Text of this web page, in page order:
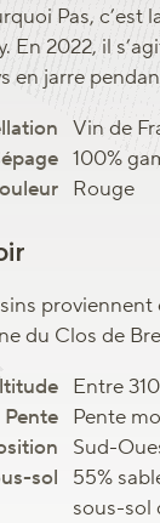
Pas, c’est
En 2022, il
en jarre
Vin de
100%
Rouge
du Clos de
Entre
Pente
Sud-
55%
sous-sol